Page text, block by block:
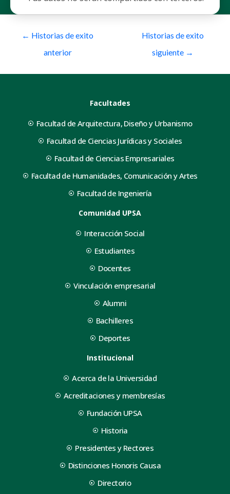
← Historias de exito
anterior
Historias de exito
siguiente →
Facultades
Facultad de Arquitectura, Diseño y Urbanismo
Facultad de Ciencias Jurídicas y Sociales
Facultad de Ciencias Empresariales
Facultad de Humanidades, Comunicación y Artes
Facultad de Ingeniería
Comunidad UPSA
Interacción Social
Estudiantes
Docentes
Vinculación empresarial
Alumni
Bachilleres
Deportes
Institucional
Acerca de la Universidad
Acreditaciones y membresías
Fundación UPSA
Historia
Presidentes y Rectores
Distinciones Honoris Causa
Directorio